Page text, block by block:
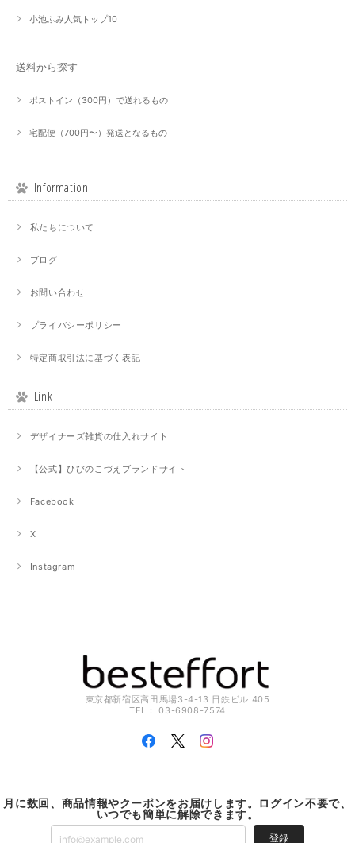
小池ふみ人気トップ10
送料から探す
ポストイン（300円）で送れるもの
宅配便（700円〜）発送となるもの
Information
私たちについて
ブログ
お問い合わせ
プライバシーポリシー
特定商取引法に基づく表記
Link
デザイナーズ雑貨の仕入れサイト
【公式】ひびのこづえブランドサイト
Facebook
X
Instagram
東京都新宿区高田馬場3-4-13 日鉄ビル 405
TEL： 03-6908-7574
月に数回、商品情報やクーポンをお届けします。ログイン不要で、
いつでも簡単に解除できます。
登録